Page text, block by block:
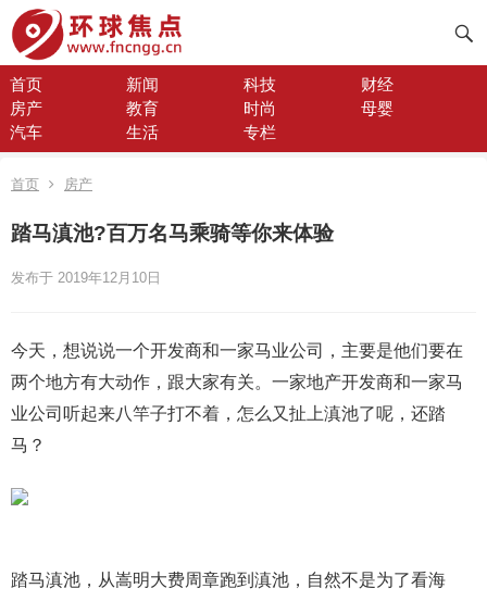
首页 新闻 科技
财经
房产
教育 时尚
母婴
汽车
生活 专栏
首页 房产
踏马滇池?百万名马乘骑等你来体验
发布于 2019年12月10日
今天，想说说一个开发商和一家马业公司，主要是他们要在
两个地方有大动作，跟大家有关。一家地产开发商和一家马
业公司听起来八竿子打不着，怎么又扯上滇池了呢，还踏
马？
踏马滇池，从嵩明大费周章跑到滇池，自然不是为了看海